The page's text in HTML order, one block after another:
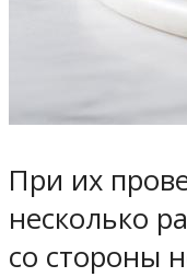
При их
несколько
со стороны